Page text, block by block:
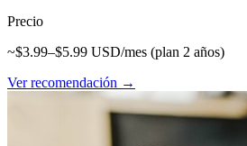
Precio
~$3.99–$5.99 USD/mes (plan 2 años)
Ver recomendación →